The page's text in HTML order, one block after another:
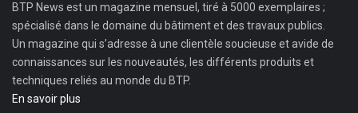
BTP News est un magazine mensuel, tiré à 5000 exemplaires ;
spécialisé dans le domaine du bâtiment et des travaux publics.
Un magazine qui s’adresse à une clientèle soucieuse et avide de
connaissances sur les nouveautés, les différents produits et
techniques reliés au monde du BTP.
En savoir plus